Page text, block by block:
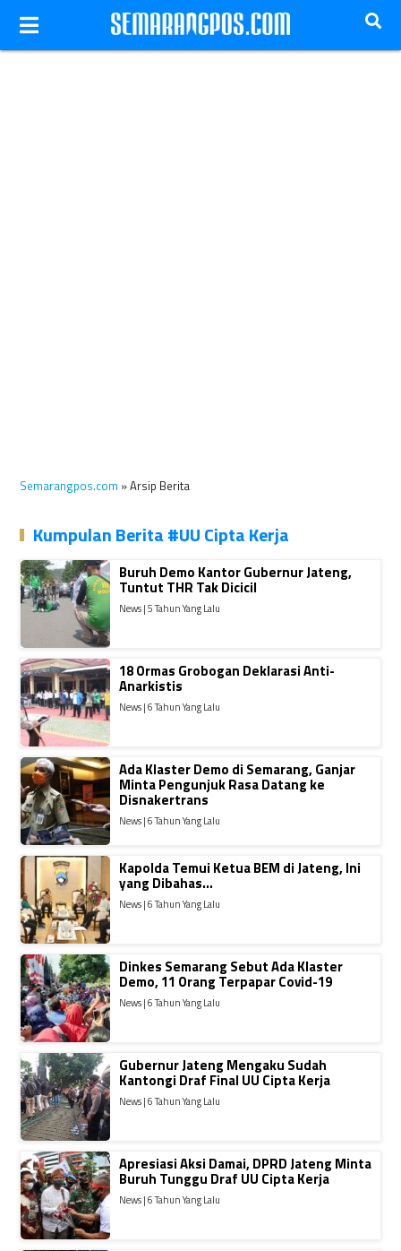
Semarangpos.com » Arsip Berita
Kumpulan Berita #UU Cipta Kerja
Buruh Demo Kantor Gubernur Jateng,
Tuntut THR Tak Dicicil
News | 5 Tahun Yang Lalu
18 Ormas Grobogan Deklarasi Anti-
Anarkistis
News | 6 Tahun Yang Lalu
Ada Klaster Demo di Semarang, Ganjar
Minta Pengunjuk Rasa Datang ke
Disnakertrans
News | 6 Tahun Yang Lalu
Kapolda Temui Ketua BEM di Jateng, Ini
yang Dibahas…
News | 6 Tahun Yang Lalu
Dinkes Semarang Sebut Ada Klaster
Demo, 11 Orang Terpapar Covid-19
News | 6 Tahun Yang Lalu
Gubernur Jateng Mengaku Sudah
Kantongi Draf Final UU Cipta Kerja
News | 6 Tahun Yang Lalu
Apresiasi Aksi Damai, DPRD Jateng Minta
Buruh Tunggu Draf UU Cipta Kerja
News | 6 Tahun Yang Lalu